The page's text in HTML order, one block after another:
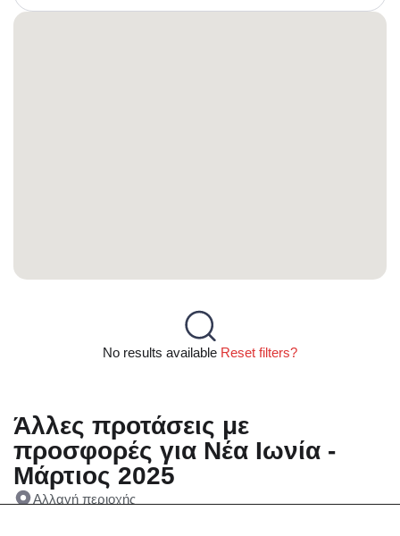
No results available Reset filters?
Άλλες προτάσεις με
προσφορές για Νέα Ιωνία -
Μάρτιος 2025
Αλλαγή περιοχής